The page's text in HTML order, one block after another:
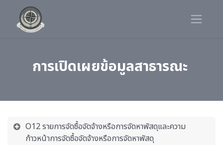
การเปิดเผยข้อมูลสาธารณะ
O12 รายการจัดซื้อจัดจ้างหรือการจัดหาพัสดุและความ
ก้าวหน้าการจัดซื้อจัดจ้างหรือการจัดหาพัสดุ